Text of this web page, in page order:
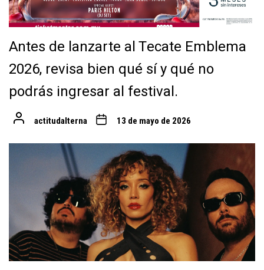
Antes de lanzarte al Tecate Emblema
2026, revisa bien qué sí y qué no
podrás ingresar al festival.
actitudalterna 13 de mayo de 2026